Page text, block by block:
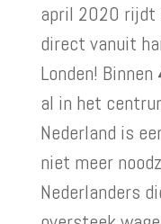
april 2020 rijdt
direct vanuit
Londen! Binnen
al in het
Nederland is
niet meer
Nederlanders